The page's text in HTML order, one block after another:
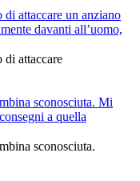
attaccare un anziano
davanti all’uomo,
di attaccare
sconosciuta. Mi
a quella
sconosciuta.